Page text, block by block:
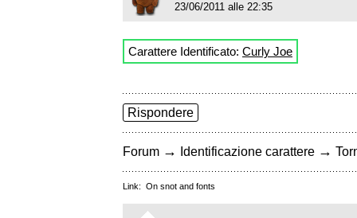
23/06/2011 alle 22:35
Carattere Identificato: Curly Joe
Rispondere
Forum → Identificazione carattere →
Link: On snot and fonts